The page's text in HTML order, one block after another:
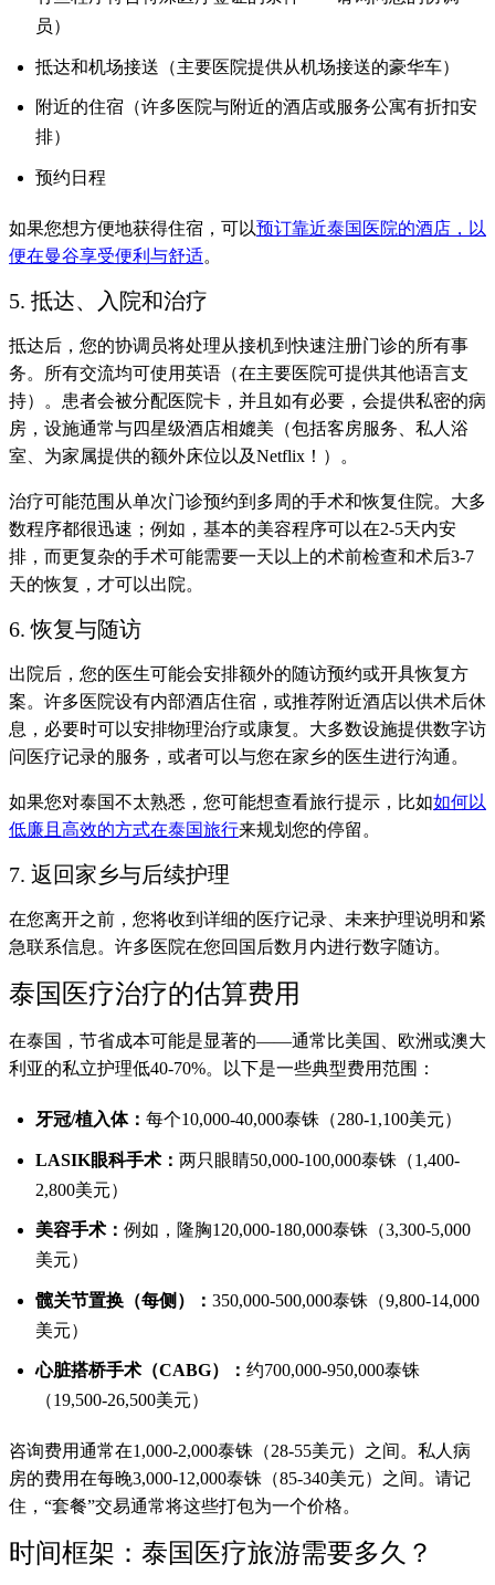
员）
抵达和机场接送（主要医院提供从机场接送的豪华车）
附近的住宿（许多医院与附近的酒店或服务公寓有折扣安
排）
预约日程
如果您想方便地获得住宿，可以预订靠近泰国医院的酒店，以
便在曼谷享受便利与舒适。
5. 抵达、入院和治疗
抵达后，您的协调员将处理从接机到快速注册门诊的所有事
务。所有交流均可使用英语（在主要医院可提供其他语言支
持）。患者会被分配医院卡，并且如有必要，会提供私密的病
房，设施通常与四星级酒店相媲美（包括客房服务、私人浴
室、为家属提供的额外床位以及Netflix！）。
治疗可能范围从单次门诊预约到多周的手术和恢复住院。大多
数程序都很迅速；例如，基本的美容程序可以在2-5天内安
排，而更复杂的手术可能需要一天以上的术前检查和术后3-7
天的恢复，才可以出院。
6. 恢复与随访
出院后，您的医生可能会安排额外的随访预约或开具恢复方
案。许多医院设有内部酒店住宿，或推荐附近酒店以供术后休
息，必要时可以安排物理治疗或康复。大多数设施提供数字访
问医疗记录的服务，或者可以与您在家乡的医生进行沟通。
如果您对泰国不太熟悉，您可能想查看旅行提示，比如如何以
低廉且高效的方式在泰国旅行来规划您的停留。
7. 返回家乡与后续护理
在您离开之前，您将收到详细的医疗记录、未来护理说明和紧
急联系信息。许多医院在您回国后数月内进行数字随访。
泰国医疗治疗的估算费用
在泰国，节省成本可能是显著的——通常比美国、欧洲或澳大
利亚的私立护理低40-70%。以下是一些典型费用范围：
牙冠/植入体： 每个10,000-40,000泰铢（280-1,100美元）
LASIK眼科手术： 两只眼睛50,000-100,000泰铢（1,400-
2,800美元）
美容手术： 例如，隆胸120,000-180,000泰铢（3,300-5,000
美元）
髋关节置换（每侧）： 350,000-500,000泰铢（9,800-14,000
美元）
心脏搭桥手术（CABG）： 约700,000-950,000泰铢
（19,500-26,500美元）
咨询费用通常在1,000-2,000泰铢（28-55美元）之间。私人病
房的费用在每晚3,000-12,000泰铢（85-340美元）之间。请记
住，“套餐”交易通常将这些打包为一个价格。
时间框架：泰国医疗旅游需要多久？